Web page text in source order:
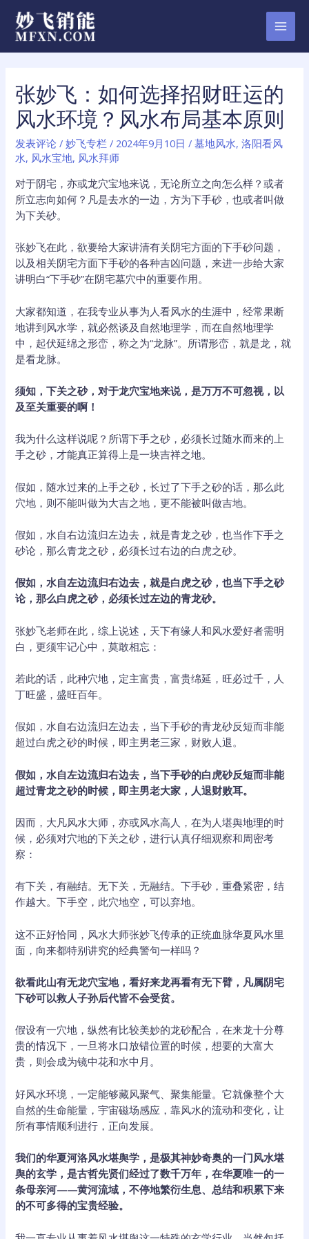
容
张妙飞：如何选择招财旺运的
风水环境？风水布局基本原则
发表评论 /妙飞专栏 / 2024年9月10日 /墓地风水,洛阳看风
水, 风水宝地, 风水拜师
对于阴宅，亦或龙穴宝地来说，无论所立之向怎么样？或者
所立志向如何？凡是去水的一边，方为下手砂，也或者叫做
为下关砂。
张妙飞在此，欲要给大家讲清有关阴宅方面的下手砂问题，
以及相关阴宅方面下手砂的各种吉凶问题，来进一步给大家
讲明白“下手砂”在阴宅墓穴中的重要作用。
大家都知道，在我专业从事为人看风水的生涯中，经常果断
地讲到风水学，就必然谈及自然地理学，而在自然地理学
中，起伏延绵之形峦，称之为“龙脉”。所谓形峦，就是龙，就
是看龙脉。
须知，下关之砂，对于龙穴宝地来说，是万万不可忽视，以
及至关重要的啊！
我为什么这样说呢？所谓下手之砂，必须长过随水而来的上
手之砂，才能真正算得上是一块吉祥之地。
假如，随水过来的上手之砂，长过了下手之砂的话，那么此
穴地，则不能叫做为大吉之地，更不能被叫做吉地。
假如，水自右边流归左边去，就是青龙之砂，也当作下手之
砂论，那么青龙之砂，必须长过右边的白虎之砂。
假如，水自左边流归右边去，就是白虎之砂，也当下手之砂
论，那么白虎之砂，必须长过左边的青龙砂。
张妙飞老师在此，综上说述，天下有缘人和风水爱好者需明
白，更须牢记心中，莫敢相忘：
若此的话，此种穴地，定主富贵，富贵绵延，旺必过千，人
丁旺盛，盛旺百年。
假如，水自右边流归左边去，当下手砂的青龙砂反短而非能
超过白虎之砂的时候，即主男老三家，财败人退。
假如，水自左边流归右边去，当下手砂的白虎砂反短而非能
超过青龙之砂的时候，即主男老大家，人退财败耳。
因而，大凡风水大师，亦或风水高人，在为人堪舆地理的时
候，必须对穴地的下关之砂，进行认真仔细观察和周密考
察：
有下关，有融结。无下关，无融结。下手砂，重叠紧密，结
作越大。下手空，此穴地空，可以弃地。
这不正好恰同，风水大师张妙飞传承的正统血脉华夏风水里
面，向来都特别讲究的经典警句一样吗？
欲看此山有无龙穴宝地，看好来龙再看有无下臂，凡属阴宅
下砂可以救人子孙后代皆不会受贫。
假设有一穴地，纵然有比较美妙的龙砂配合，在来龙十分尊
贵的情况下，一旦将水口放错位置的时候，想要的大富大
贵，则会成为镜中花和水中月。
好风水环境，一定能够藏风聚气、聚集能量。它就像整个大
自然的生命能量，宇宙磁场感应，靠风水的流动和变化，让
所有事情顺利进行，正向发展。
我们的华夏河洛风水堪舆学，是极其神妙奇奥的一门风水堪
舆的玄学，是古哲先贤们经过了数千万年，在华夏唯一的一
条母亲河——黄河流域，不停地繁衍生息、总结和积累下来
的不可多得的宝贵经验。